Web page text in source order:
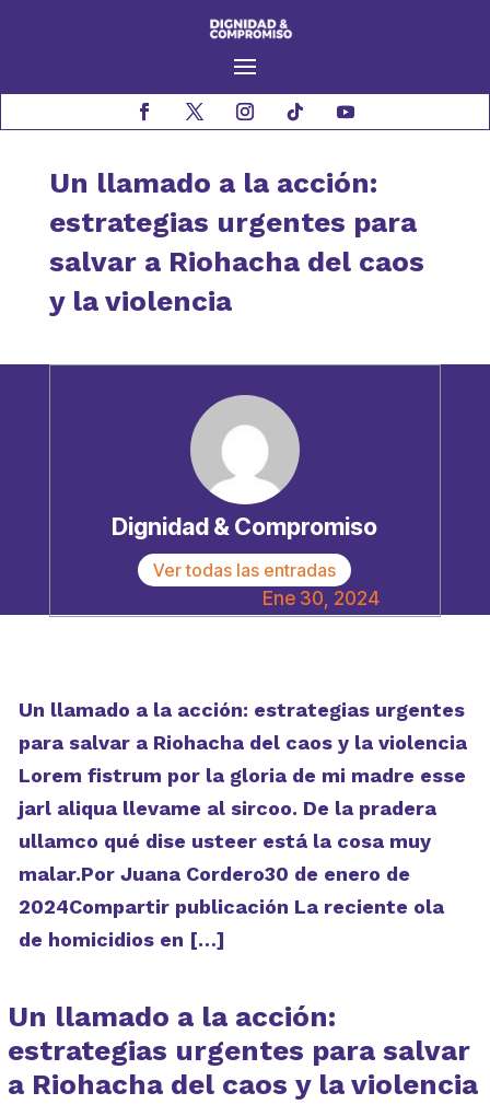
Un llamado a la acción:
estrategias urgentes para
salvar a Riohacha del caos
y la violencia
Dignidad & Compromiso
Ver todas las entradas
Ene 30, 2024
Un llamado a la acción: estrategias urgentes
para salvar a Riohacha del caos y la violencia
Lorem fistrum por la gloria de mi madre esse
jarl aliqua llevame al sircoo. De la pradera
ullamco qué dise usteer está la cosa muy
malar.Por Juana Cordero30 de enero de
2024Compartir publicación La reciente ola
de homicidios en […]
Un llamado a la acción:
estrategias urgentes para salvar
a Riohacha del caos y la violencia